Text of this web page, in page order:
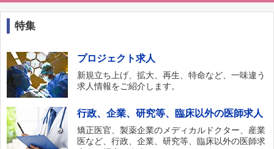
特集
プロジェクト求人
新規立ち上げ、拡大、再生、特命など、一味違う
求人情報をご紹介します。
行政、企業、研究等、臨床以外の医師求人
矯正医官、製薬企業のメディカルドクター、産業
医など、行政、企業、研究等、臨床以外の医師求